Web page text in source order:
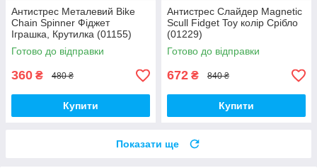
Антистрес Металевий Bike
Chain Spinner Фіджет
Іграшка, Крутилка (01155)
Готово до відправки
360 ₴ 480 ₴
Купити
Антистрес Слайдер Magnetic
Scull Fidget Toy колір Срібло
(01229)
Готово до відправки
672 ₴ 840 ₴
Купити
Показати ще